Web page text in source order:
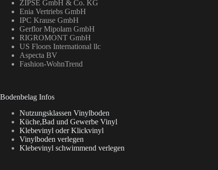
ZIPSE GmbH & Co. KG
Enia Vertriebs GmbH
IPC Krause GmbH
Gerflor Mipolam GmbH
RIGROMONT GmbH
US Floors International llc
Aspecta BV
Fashion-WohnTrend
Bodenbelag Infos
Nutzungsklassen Vinylboden
Küche,Bad und Gewerbe Vinyl
Klebevinyl oder Klickvinyl
Vinylboden verlegen
Klebevinyl schwimmend verlegen